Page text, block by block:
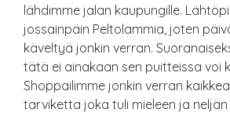
lähdimme jalan kaupungille.
jossainpäin Peltolammia, joten
käveltyä jonkin verran.
tätä ei ainakaan sen puitteissa voi
Shoppailimme jonkin verran
tarviketta joka tuli mieleen ja